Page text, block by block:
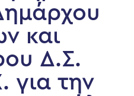
και
Δ.Σ.
για την